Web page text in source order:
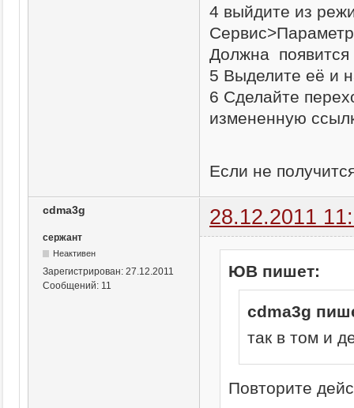
4 выйдите из
Должна появится
5 Выделите её и
6 Сделайте
измененную
Если не
cdma3g 28.12.2011
сержант
Неактивен
Зарегистрирован: 27.12.2011
Сообщений: 11
ЮВ пишет:
cdma3g
так в том и
Повторите